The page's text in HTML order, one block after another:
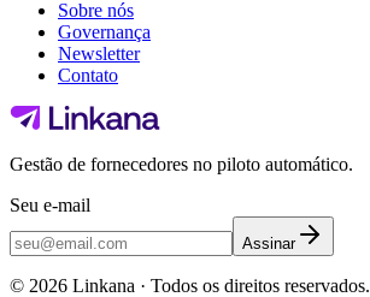
Sobre nós
Governança
Newsletter
Contato
Gestão de fornecedores no piloto automático.
Seu e-mail
Assinar
© 2026 Linkana · Todos os direitos reservados.